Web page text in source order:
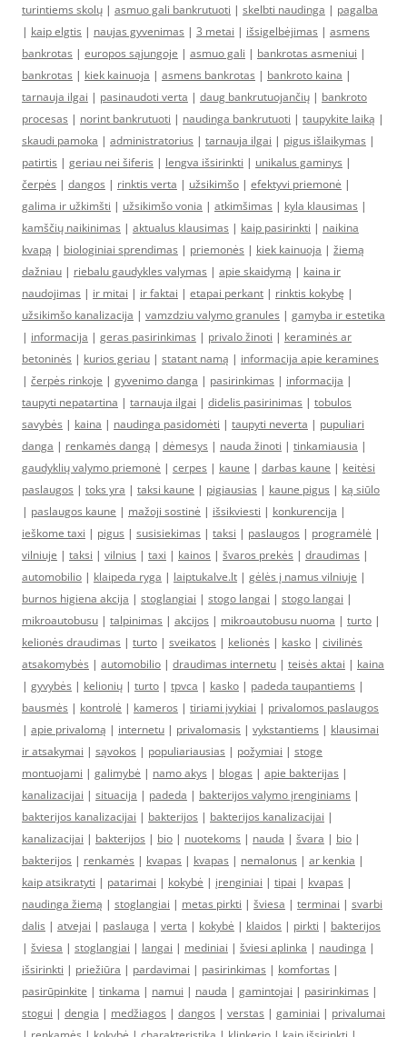
turintiems skolų | asmuo gali bankrutuoti | skelbti naudinga | pagalba
| kaip elgtis | naujas gyvenimas | 3 metai | išsigelbėjimas | asmens
bankrotas | europos sąjungoje | asmuo gali | bankrotas asmeniui |
bankrotas | kiek kainuoja | asmens bankrotas | bankroto kaina |
tarnauja ilgai | pasinaudoti verta | daug bankrutuojančių | bankroto
procesas | norint bankrutuoti | naudinga bankrutuoti | taupykite laiką |
skaudi pamoka | administratorius | tarnauja ilgai | pigus išlaikymas |
patirtis | geriau nei šiferis | lengva išsirinkti | unikalus gaminys |
čerpės | dangos | rinktis verta | užsikimšo | efektyvi priemonė |
galima ir užkimšti | užsikimšo vonia | atkimšimas | kyla klausimas |
kamščių naikinimas | aktualus klausimas | kaip pasirinkti | naikina
kvapą | biologiniai sprendimas | priemonės | kiek kainuoja | žiemą
dažniau | riebalu gaudykles valymas | apie skaidymą | kaina ir
naudojimas | ir mitai | ir faktai | etapai perkant | rinktis kokybę |
užsikimšo kanalizacija | vamzdziu valymo granules | gamyba ir estetika
| informacija | geras pasirinkimas | privalo žinoti | keraminės ar
betoninės | kurios geriau | statant namą | informacija apie keramines
| čerpės rinkoje | gyvenimo danga | pasirinkimas | informacija |
taupyti nepatartina | tarnauja ilgai | didelis pasirinimas | tobulos
savybės | kaina | naudinga pasidomėti | taupyti neverta | pupuliari
danga | renkamės dangą | dėmesys | nauda žinoti | tinkamiausia |
gaudyklių valymo priemonė | cerpes | kaune | darbas kaune | keitėsi
paslaugos | toks yra | taksi kaune | pigiausias | kaune pigus | ką siūlo
| paslaugos kaune | mažoji sostinė | išsikviesti | konkurencija |
ieškome taxi | pigus | susisiekimas | taksi | paslaugos | programėlė |
vilniuje | taksi | vilnius | taxi | kainos | švaros prekės | draudimas |
automobilio | klaipeda ryga | laiptukalve.lt | gėlės į namus vilniuje |
burnos higiena akcija | stoglangiai | stogo langai | stogo langai |
mikroautobusu | talpinimas | akcijos | mikroautobusu nuoma | turto |
kelionės draudimas | turto | sveikatos | kelionės | kasko | civilinės
atsakomybės | automobilio | draudimas internetu | teisės aktai | kaina
| gyvybės | kelionių | turto | tpvca | kasko | padeda taupantiems |
bausmės | kontrolė | kameros | tiriami įvykiai | privalomos paslaugos
| apie privalomą | internetu | privalomasis | vykstantiems | klausimai
ir atsakymai | sąvokos | populiariausias | požymiai | stoge
montuojami | galimybė | namo akys | blogas | apie bakterijas |
kanalizacijai | situacija | padeda | bakterijos valymo įrenginiams |
bakterijos kanalizacijai | bakterijos | bakterijos kanalizacijai |
kanalizacijai | bakterijos | bio | nuotekoms | nauda | švara | bio |
bakterijos | renkamės | kvapas | kvapas | nemalonus | ar kenkia |
kaip atsikratyti | patarimai | kokybė | įrenginiai | tipai | kvapas |
naudinga žiemą | stoglangiai | metas pirkti | šviesa | terminai | svarbi
dalis | atvejai | paslauga | verta | kokybė | klaidos | pirkti | bakterijos
| šviesa | stoglangiai | langai | mediniai | šviesi aplinka | naudinga |
išsirinkti | priežiūra | pardavimai | pasirinkimas | komfortas |
pasirūpinkite | tinkama | namui | nauda | gamintojai | pasirinkimas |
stogui | dengia | medžiagos | dangos | verstas | gaminiai | privalumai